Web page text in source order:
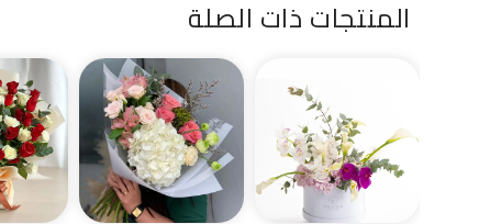
المنتجات ذات الصلة